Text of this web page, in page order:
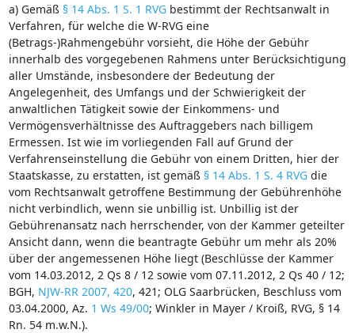
a) Gemäß § 14 Abs. 1 S. 1 RVGbestimmt der Rechtsanwalt in
Verfahren, für welche die W-RVG eine
(Betrags-)Rahmengebühr vorsieht, die Höhe der Gebühr
innerhalb des vorgegebenen Rahmens unter Berücksichtigung
aller Umstände, insbesondere der Bedeutung der
Angelegenheit, des Umfangs und der Schwierigkeit der
anwaltlichen Tätigkeit sowie der Einkommens- und
Vermögensverhältnisse des Auftraggebers nach billigem
Ermessen. Ist wie im vorliegenden Fall auf Grund der
Verfahrenseinstellung die Gebühr von einem Dritten, hier der
Staatskasse, zu erstatten, ist gemäß § 14 Abs. 1 S. 4 RVGdie
vom Rechtsanwalt getroffene Bestimmung der Gebührenhöhe
nicht verbindlich, wenn sie unbillig ist. Unbillig ist der
Gebührenansatz nach herrschender, von der Kammer geteilter
Ansicht dann, wenn die beantragte Gebühr um mehr als 20%
über der angemessenen Höhe liegt (Beschlüsse der Kammer
vom 14.03.2012, 2 Qs 8 / 12 sowie vom 07.11.2012, 2 Qs 40 / 12;
BGH, NJW-RR 2007, 420, 421; OLG Saarbrücken, Beschluss vom
03.04.2000, Az. 1 Ws 49/00; Winkler in Mayer / Kroiß, RVG, § 14
Rn. 54 m.w.N.).